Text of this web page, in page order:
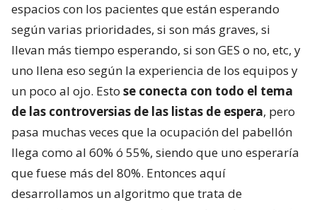
espacios con los pacientes que están esperando
según varias prioridades, si son más graves, si
llevan más tiempo esperando, si son GES o no, etc, y
uno llena eso según la experiencia de los equipos y
un poco al ojo. Esto se conecta con todo el tema
de las controversias de las listas de espera, pero
pasa muchas veces que la ocupación del pabellón
llega como al 60% ó 55%, siendo que uno esperaría
que fuese más del 80%. Entonces aquí
desarrollamos un algoritmo que trata de